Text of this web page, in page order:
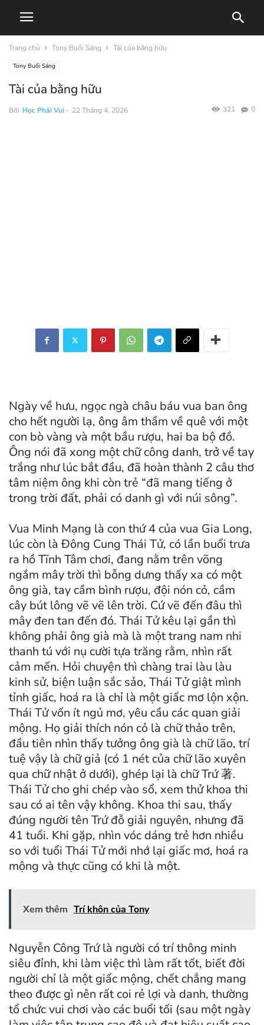
Trang chủ Tony Buổi Sáng Tài của bằng hữu
Tony Buổi Sáng
Tài của bằng hữu
Bởi Học Phải Vui - 22 Tháng 4, 2026 0
321
Ngày về hưu, ngọc ngà châu báu vua ban ông
cho hết người lạ, ông âm thầm về quê với một
con bò vàng và một bầu rượu, hai ba bộ đồ.
Ông nói đã xong một chữ công danh, trở về tay
trắng như lúc bắt đầu, đã hoàn thành 2 câu thơ
tâm niệm ông khi còn trẻ “đã mang tiếng ở
trong trời đất, phải có danh gì với núi sông”.
Vua Minh Mạng là con thứ 4 của vua Gia Long,
lúc còn là Đông Cung Thái Tử, có lần buổi trưa
ra hồ Tĩnh Tâm chơi, đang nằm trên võng
ngắm mây trời thì bỗng dưng thấy xa có một
ông già, tay cầm bình rượu, đội nón cỏ, cầm
cây bút lông vẽ vẽ lên trời. Cứ vẽ đến đâu thì
mây đen tan đến đó. Thái Tử kêu lại gần thì
không phải ông già mà là một trang nam nhi
thanh tú với nụ cười tựa trăng rằm, nhìn rất
cảm mến. Hỏi chuyện thì chàng trai làu làu
kinh sử, biện luận sắc sảo, Thái Tử giật mình
tỉnh giấc, hoá ra là chỉ là một giấc mơ lộn xộn.
Thái Tử vốn ít ngủ mơ, yêu cầu các quan giải
mộng. Họ giải thích nón cỏ là chữ thảo trên,
đầu tiên nhìn thấy tưởng ông già là chữ lão, trí
tuệ vậy là chữ giả (có 1 nét của chữ lão xuyên
qua chữ nhật ở dưới), ghép lại là chữ Trứ 著.
Thái Tử cho ghi chép vào sổ, xem thử khoa thi
sau có ai tên vậy không. Khoa thi sau, thấy
đúng người tên Trứ đỗ giải nguyên, nhưng đã
41 tuổi. Khi gặp, nhìn vóc dáng trẻ hơn nhiều
so với tuổi Thái Tử mới nhớ lại giấc mơ, hoá ra
mộng và thực cũng có khi là một.
Xem thêm Trí khôn của Tony
Nguyễn Công Trứ là người có trí thông minh
siêu đỉnh, khi làm việc thì làm rất tốt, biết đời
người chỉ là một giấc mộng, chết chẳng mang
theo được gì nên rất coi rẻ lợi và danh, thường
tổ chức vui chơi vào các buổi tối (sau một ngày